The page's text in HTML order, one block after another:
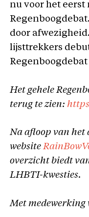
nu voor het eerst
door
lijsttrekkers
Regenboogdebat
Het gehele
terug te zien:
Na afloop van het
website
overzicht biedt
LHBTI-kwesties.
Met medewerking